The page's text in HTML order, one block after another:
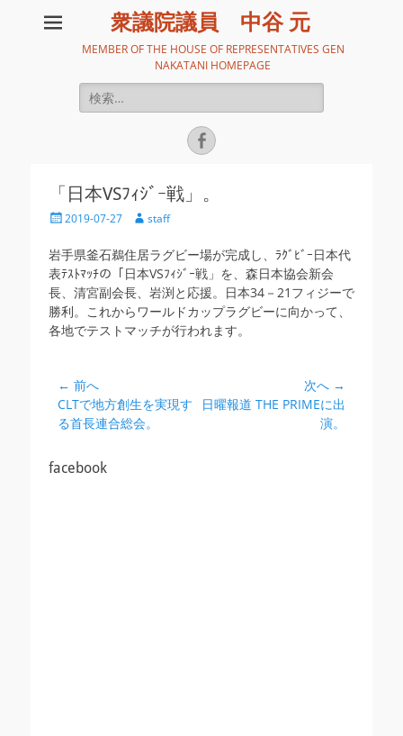
衆議院議員 中谷 元
MEMBER OF THE HOUSE OF REPRESENTATIVES GEN
NAKATANI HOMEPAGE
検
索:
Facebook
「日本VSﾌｨｼﾞｰ戦」。
投
日
2019-07-27
投
者
staff
岩手県釜石鵜住居ラグビー場が完成し、ﾗｸﾞﾋﾞｰ日本代
表ﾃｽﾄﾏｯﾁの「日本VSﾌｨｼﾞｰ戦」を、森日本協会新会
長、清宮副会長、岩渕と応援。日本34－21フィジーで
勝利。これからワールドカップラグビーに向かって、
各地でテストマッチが行われます。
投
稿
ナ
ゲ
← 前へ
前
の
CLTで地方創生を実現す
る首長連合総会。
次へ →
次
日曜報道 THE PRIMEに出
演。
facebook